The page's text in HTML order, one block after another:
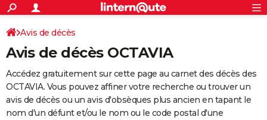
ACTUALITÉS
Politique
Société
Faits Divers
Education
Monde
Villes
+
SPORT
Coupe du monde 2026
Football
Tennis
Cyclisme
Rugby
Forum
Programme TV
TNT
Streaming
Cinéma
Sorties cinéma
Musique
+
FINANCE
Retraite
Epargne
Immobilier
Risques naturels par ville
Banque
Assurance
AUTO
Avis de décès
Avis de décès OCTAVIA
Accédez gratuitement sur cette page au carnet des décès des
OCTAVIA. Vous pouvez affiner votre recherche ou trouver un
avis de décès ou un avis d'obsèques plus ancien en tapant le
nom d'un défunt et/ou le nom ou le code postal d'une